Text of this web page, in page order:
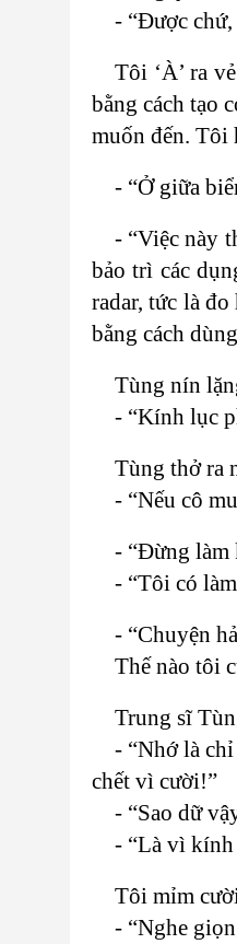
- “Được
Tôi ‘À’ ra
bằng cách tạo
muốn đến. Tôi
- “Ở giữa
- “Việc này
bảo trì các
radar, tức là
bằng cách
Tùng nín
- “Kính lục
Tùng thở ra
- “Nếu cô
- “Đừng làm
- “Tôi có
- “Chuyện
Thế nào tôi
Trung sĩ
- “Nhớ là
chết vì cười!”
- “Sao dữ
- “Là vì
Tôi mỉm
- “Nghe